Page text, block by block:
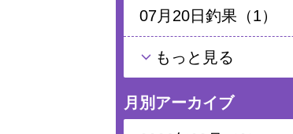
07月20日釣果（1）
もっと見る
月別アーカイブ